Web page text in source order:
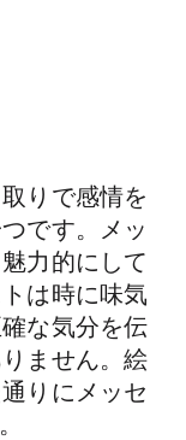
りで感情を
です。メッ
力的にして
は時に味気
な気分を伝
ません。絵
りにメッセ